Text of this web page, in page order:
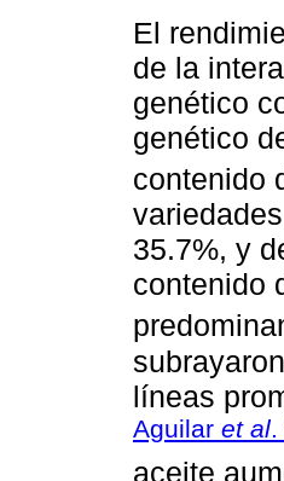
El
de la
genético
genético
contenido
35.7%, y
contenido
líneas
Aguilar et al
aceite